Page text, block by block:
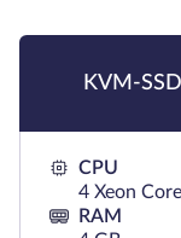
KVM-
CPU
4 Xeon
RAM